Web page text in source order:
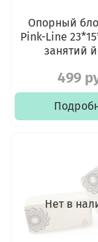
Опорный
Pink-Line
занятий
499
Нет в